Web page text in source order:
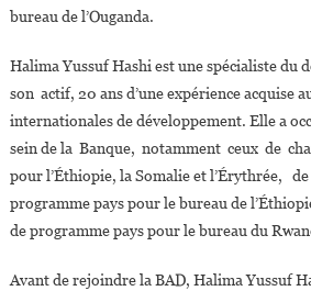
bureau de l’Ouganda.
Halima Yussuf Hashi est une spécialiste du
son actif, 20 ans d’une expérience acquise
internationales de développement. Elle a
sein de la Banque, notamment ceux de
pour l’Éthiopie, la Somalie et l’Érythrée,
programme pays pour le bureau de
de programme pays pour le bureau du
Avant de rejoindre la BAD, Halima Yussuf